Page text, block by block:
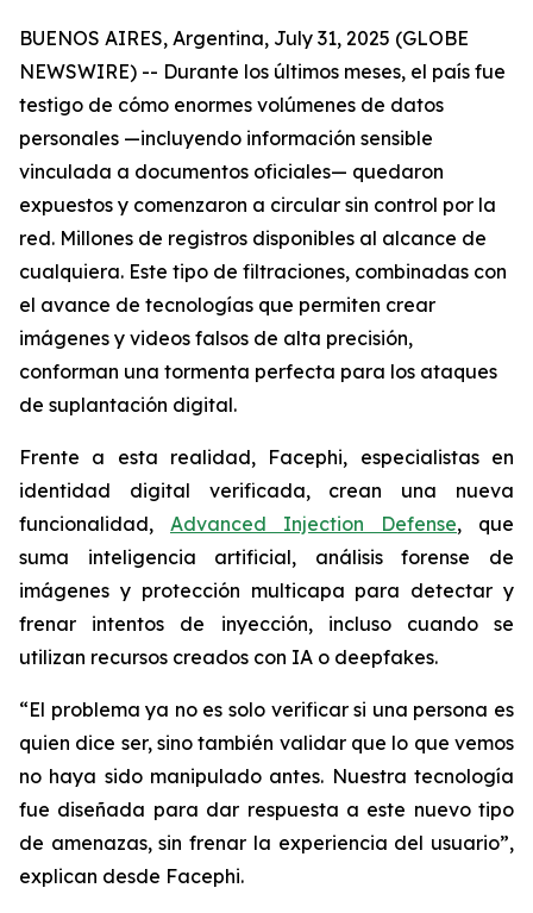
BUENOS AIRES, Argentina, July 31, 2025 (GLOBE
NEWSWIRE) -- Durante los últimos meses, el país fue
testigo de cómo enormes volúmenes de datos
personales —incluyendo información sensible
vinculada a documentos oficiales— quedaron
expuestos y comenzaron a circular sin control por la
red. Millones de registros disponibles al alcance de
cualquiera. Este tipo de filtraciones, combinadas con
el avance de tecnologías que permiten crear
imágenes y videos falsos de alta precisión,
conforman una tormenta perfecta para los ataques
de suplantación digital.
Frente a esta realidad, Facephi, especialistas en
identidad digital verificada, crean una nueva
funcionalidad, Advanced Injection Defense, que
suma inteligencia artificial, análisis forense de
imágenes y protección multicapa para detectar y
frenar intentos de inyección, incluso cuando se
utilizan recursos creados con IA o deepfakes.
“El problema ya no es solo verificar si una persona es
quien dice ser, sino también validar que lo que vemos
no haya sido manipulado antes. Nuestra tecnología
fue diseñada para dar respuesta a este nuevo tipo
de amenazas, sin frenar la experiencia del usuario”,
explican desde Facephi.